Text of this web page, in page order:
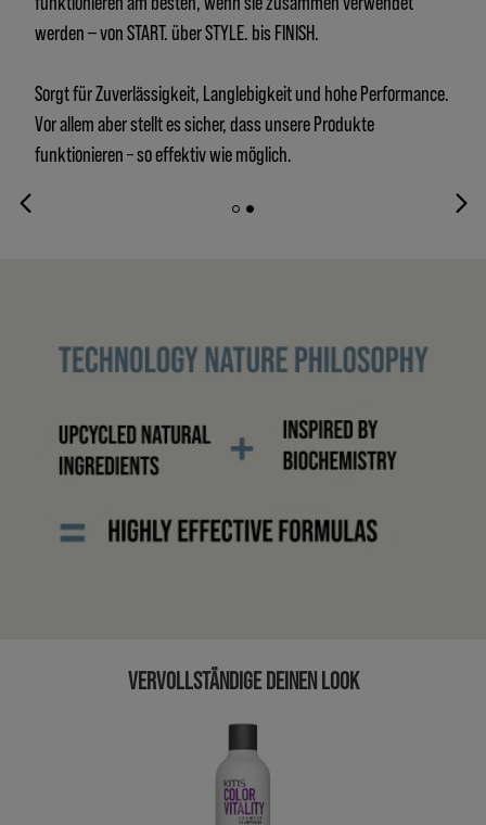
werden ‒ von START. über STYLE. bis FINISH.
Sorgt für Zuverlässigkeit, Langlebigkeit und hohe Performance.
Vor allem aber stellt es sicher, dass unsere Produkte
funktionieren – so effektiv wie möglich.
VERVOLLSTÄNDIGE DEINEN LOOK